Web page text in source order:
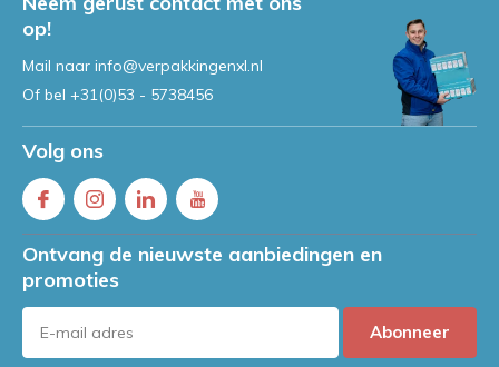
op!
Mail naar info@verpakkingenxl.nl
Of bel +31(0)53 - 5738456
Volg ons
Ontvang de nieuwste aanbiedingen en
promoties
Abonneer